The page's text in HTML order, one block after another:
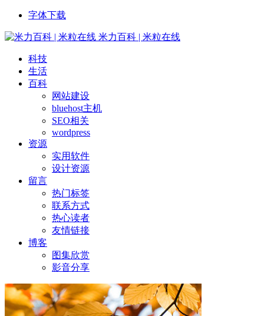
字体下载
米力百科 | 米粒在线
科技
生活
百科
网站建设
bluehost主机
SEO相关
wordpress
资源
实用软件
设计资源
留言
热门标签
联系方式
热心读者
友情链接
博客
图集欣赏
影音分享